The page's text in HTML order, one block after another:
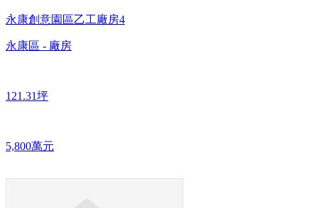
永康創意園區乙工廠房4
永康區 - 廠房
121.31坪
5,800萬元